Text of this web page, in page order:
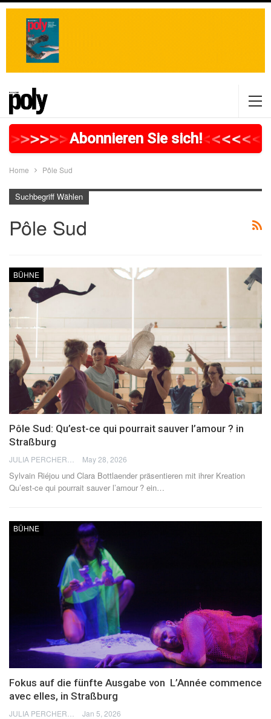
>>>>>>>>>>>>>>>>>
Abonnieren Sie sich!<<<<<<<
Home Pôle Sud
Suchbegriff Wählen
Pôle Sud
BÜHNE
Pôle Sud: Qu’est-ce qui pourrait sauver l’amour ? in
Straßburg
May 28, 2026
Sylvain Riéjou und Clara Bottlaender präsentieren mit ihrer Kreation
Qu’est-ce qui pourrait sauver l’amour ? ein…
BÜHNE
Fokus auf die fünfte Ausgabe von L’Année commence
avec elles, in Straßburg
Jan 5, 2026